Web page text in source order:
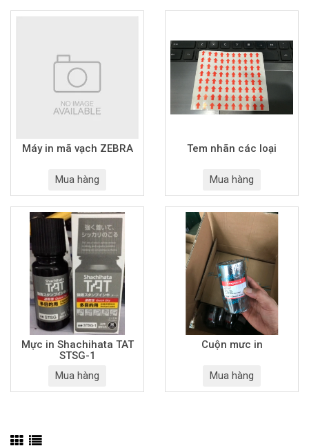
Máy in mã vạch ZEBRA
Mua hàng
Tem nhãn các loại
Mua hàng
Mực in Shachihata TAT
STSG-1
Mua hàng
Cuộn mưc in
Mua hàng